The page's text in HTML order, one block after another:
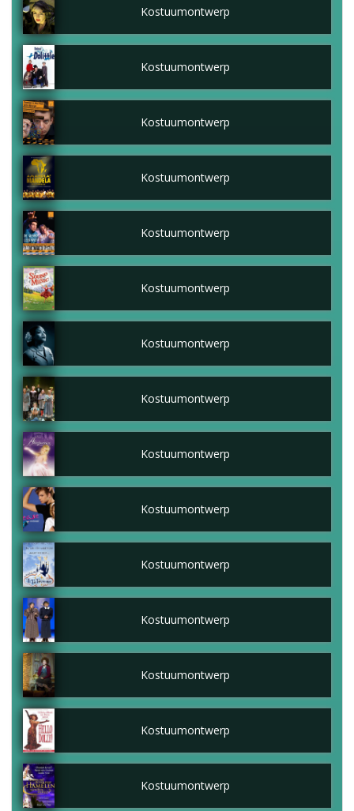
Kostuumontwerp
Kostuumontwerp
Kostuumontwerp
Kostuumontwerp
Kostuumontwerp
Kostuumontwerp
Kostuumontwerp
Kostuumontwerp
Kostuumontwerp
Kostuumontwerp
Kostuumontwerp
Kostuumontwerp
Kostuumontwerp
Kostuumontwerp
Kostuumontwerp